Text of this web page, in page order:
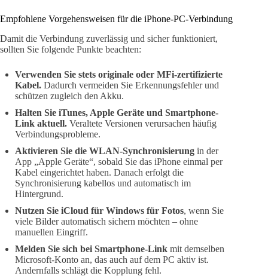
Empfohlene Vorgehensweisen für die iPhone-PC-Verbindung
Damit die Verbindung zuverlässig und sicher funktioniert,
sollten Sie folgende Punkte beachten:
Verwenden Sie stets originale oder MFi-zertifizierte
Kabel. Dadurch vermeiden Sie Erkennungsfehler und
schützen zugleich den Akku.
Halten Sie iTunes, Apple Geräte und Smartphone-
Link aktuell. Veraltete Versionen verursachen häufig
Verbindungsprobleme.
Aktivieren Sie die WLAN-Synchronisierung in der
App „Apple Geräte“, sobald Sie das iPhone einmal per
Kabel eingerichtet haben. Danach erfolgt die
Synchronisierung kabellos und automatisch im
Hintergrund.
Nutzen Sie iCloud für Windows für Fotos, wenn Sie
viele Bilder automatisch sichern möchten – ohne
manuellen Eingriff.
Melden Sie sich bei Smartphone-Link mit demselben
Microsoft-Konto an, das auch auf dem PC aktiv ist.
Andernfalls schlägt die Kopplung fehl.